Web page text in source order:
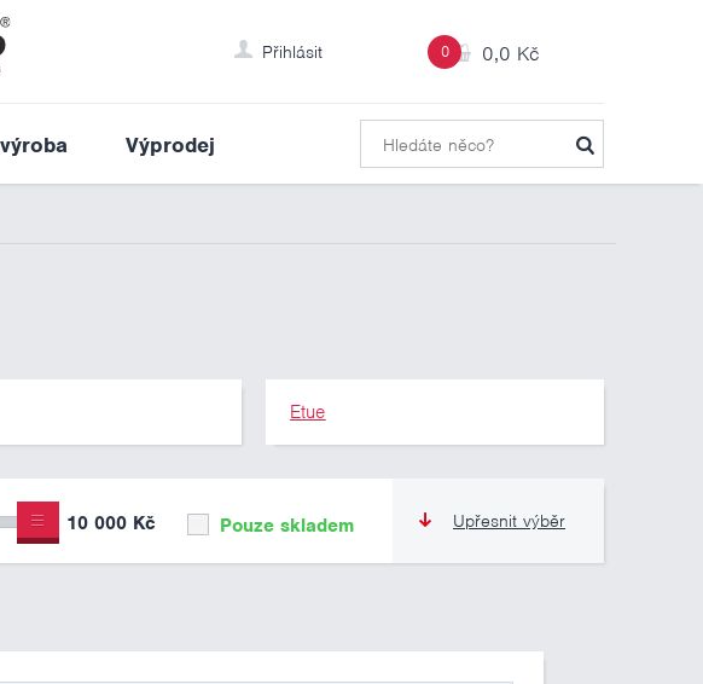
0 0,0 Kč
Přihlásit
Výprodej
Etue
Upřesnit výběr
Pouze skladem
10 000 Kč